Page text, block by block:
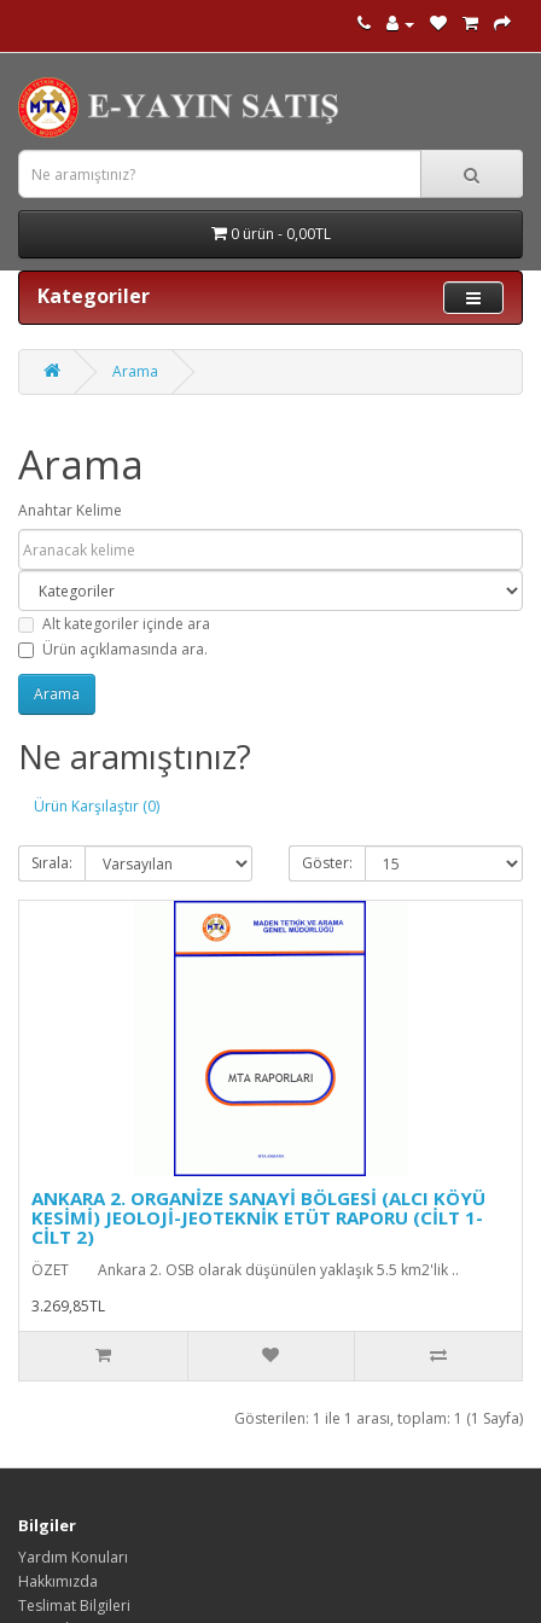
0 ürün - 0,00TL
Kategoriler
Arama
Arama
Anahtar Kelime
Alt kategoriler içinde ara
Ürün açıklamasında ara.
Ne aramıştınız?
Ürün Karşılaştır (0)
Sırala: Göster:
ANKARA 2. ORGANİZE SANAYİ BÖLGESİ (ALCI KÖYÜ
KESİMİ) JEOLOJİ-JEOTEKNİK ETÜT RAPORU (CİLT 1-
CİLT 2)
ÖZET Ankara 2. OSB olarak düşünülen yaklaşık 5.5 km2'lik ..
3.269,85TL
Gösterilen: 1 ile 1 arası, toplam: 1 (1 Sayfa)
Bilgiler
Yardım Konuları
Hakkımızda
Teslimat Bilgileri